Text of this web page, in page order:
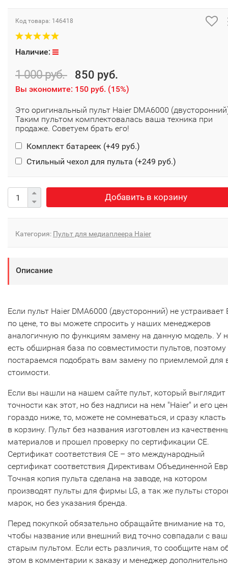
Код товара: 146418
Наличие:
1 000 руб. 850 руб.
Вы экономите: 150 руб. (15%)
Это оригинальный пульт Haier DMA6000
Таким пультом комплектовалась ваша техника при
продаже. Советуем брать его!
Комплект батареек (+49 руб.)
Стильный чехол для пульта (+249 руб.)
Добавить в корзину
Категория: Пульт для медиаплеера Haier
Описание
Если пульт Haier DMA6000 (двусторонний) не устраивает
по цене, то вы можете спросить у наших менеджеров
аналогичную по функциям замену на данную модель. У
есть обширная база по совместимости пультов,
постараемся подобрать вам замену по приемлемой для
стоимости.
Если вы нашли на нашем сайте пульт, который выглядит
точности как этот, но без надписи на нем "Haier" и его
гораздо ниже, то, можете не сомневаться, и сразу класть
в корзину. Пульт без названия изготовлен из
материалов и прошел проверку по сертификации CE.
Сертификат соответствия СЕ – это международный
сертификат соответствия Директивам Объединенной
Точная копия пульта сделана на заводе, на котором
производят пульты для фирмы LG, а так же пульты
марок, но без указания бренда.
Перед покупкой обязательно обращайте внимание на то,
чтобы название или внешний вид точно совпадали с
старым пультом. Если есть различия, то сообщите нам
этом в комментарии к заказу и менеджер дополнительно